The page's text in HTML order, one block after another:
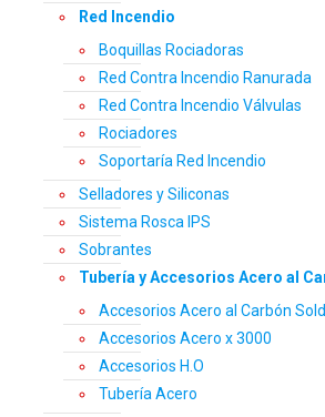
Red Incendio
Boquillas Rociadoras
Red Contra Incendio Ranurada
Red Contra Incendio Válvulas
Rociadores
Soportaría Red Incendio
Selladores y Siliconas
Sistema Rosca IPS
Sobrantes
Tubería y Accesorios Acero al
Accesorios Acero al Carbón
Accesorios Acero x 3000
Accesorios H.O
Tubería Acero